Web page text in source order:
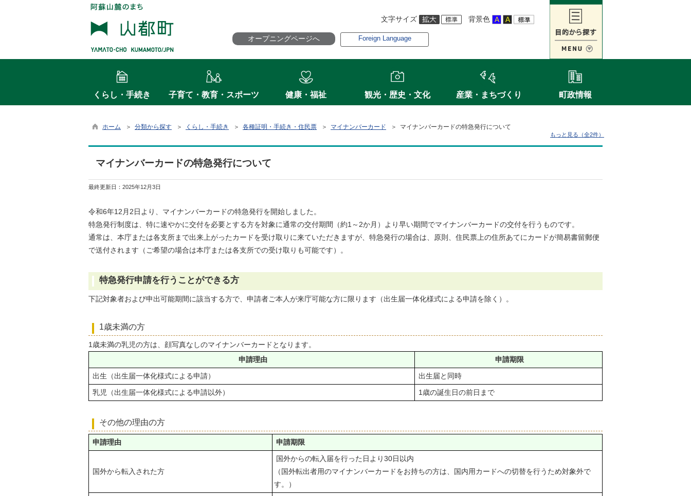
文字サイズ 背景色
オープニングページへ Foreign Language
くらし・手続き 子育て・教育・スポーツ 健康・福祉 観光・歴史・文化 産業・まちづくり 町政情報
ホーム ＞ 分類から探す ＞ くらし・手続き ＞ 各種証明・手続き・住民票 ＞ マイナンバーカード ＞ マイナンバーカードの特急発行について
もっと見る（全2件）
マイナンバーカードの特急発行について
最終更新日： 2025年12月3日
令和6年12月2日より、マイナンバーカードの特急発行を開始しました。
特急発行制度は、特に速やかに交付を必要とする方を対象に通常の交付期間（約1～2か月）より早い期間でマイナンバーカードの交付を行うものです。
通常は、本庁または各支所まで出来上がったカードを受け取りに来ていただきますが、特急発行の場合は、原則、住民票上の住所あてにカードが簡易書留郵便
で送付されます（ご希望の場合は本庁または各支所での受け取りも可能です）。
特急発行申請を行うことができる方
下記対象者および申出可能期間に該当する方で、申請者ご本人が来庁可能な方に限ります（出生届一体化様式による申請を除く）。
1歳未満の方
1歳未満の乳児の方は、顔写真なしのマイナンバーカードとなります。
申請理由
申請期限
出生（出生届一体化様式による申請）
出生届と同時
乳児（出生届一体化様式による申請以外）
1歳の誕生日の前日まで
その他の理由の方
申請理由 申請期限
国外から転入された方
国外からの転入届を行った日より30日以内
（国外転出者用のマイナンバーカードをお持ちの方は、国内用カードへの切替を行うため対象外で
す。）